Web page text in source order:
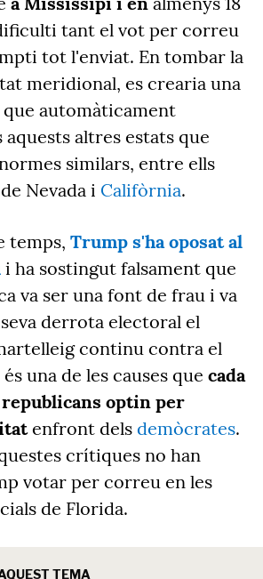
tant el vot per correu
tot l'enviat. En tombar la
meridional, es crearia una
automàticament
altres estats que
similars, entre ells
Nevada i Califòrnia.
temps, Trump s'ha oposatal
i ha sostingut falsament que
va ser una font de frau i va
seva derrota electoral el
continu contra el
una de les causes que cada
republicans optin per
enfront dels demòcrates.
crítiques no han
votar per correu en les
de Florida.
TEMA